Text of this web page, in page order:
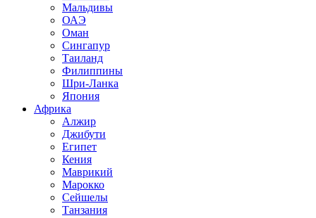
Мальдивы
ОАЭ
Оман
Сингапур
Таиланд
Филиппины
Шри-Ланка
Япония
Африка
Алжир
Джибути
Египет
Кения
Маврикий
Марокко
Сейшелы
Танзания